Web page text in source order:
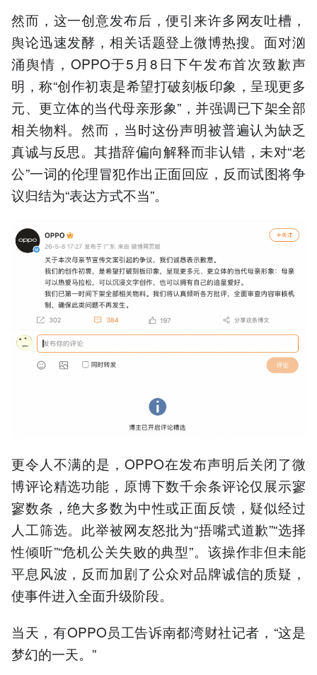
然而，这一创意发布后，便引来许多网友吐槽，
舆论迅速发酵，相关话题登上微博热搜。面对汹
涌舆情，OPPO于5月8日下午发布首次致歉声
明，称“创作初衷是希望打破刻板印象，呈现更多
元、更立体的当代母亲形象”，并强调已下架全部
相关物料。然而，当时这份声明被普遍认为缺乏
真诚与反思。其措辞偏向解释而非认错，未对“老
公”一词的伦理冒犯作出正面回应，反而试图将争
议归结为“表达方式不当”。
更令人不满的是，OPPO在发布声明后关闭了微
博评论精选功能，原博下数千余条评论仅展示寥
寥数条，绝大多数为中性或正面反馈，疑似经过
人工筛选。此举被网友怒批为“捂嘴式道歉”“选择
性倾听”“危机公关失败的典型”。该操作非但未能
平息风波，反而加剧了公众对品牌诚信的质疑，
使事件进入全面升级阶段。
当天，有OPPO员工告诉南都湾财社记者，“这是
梦幻的一天。”